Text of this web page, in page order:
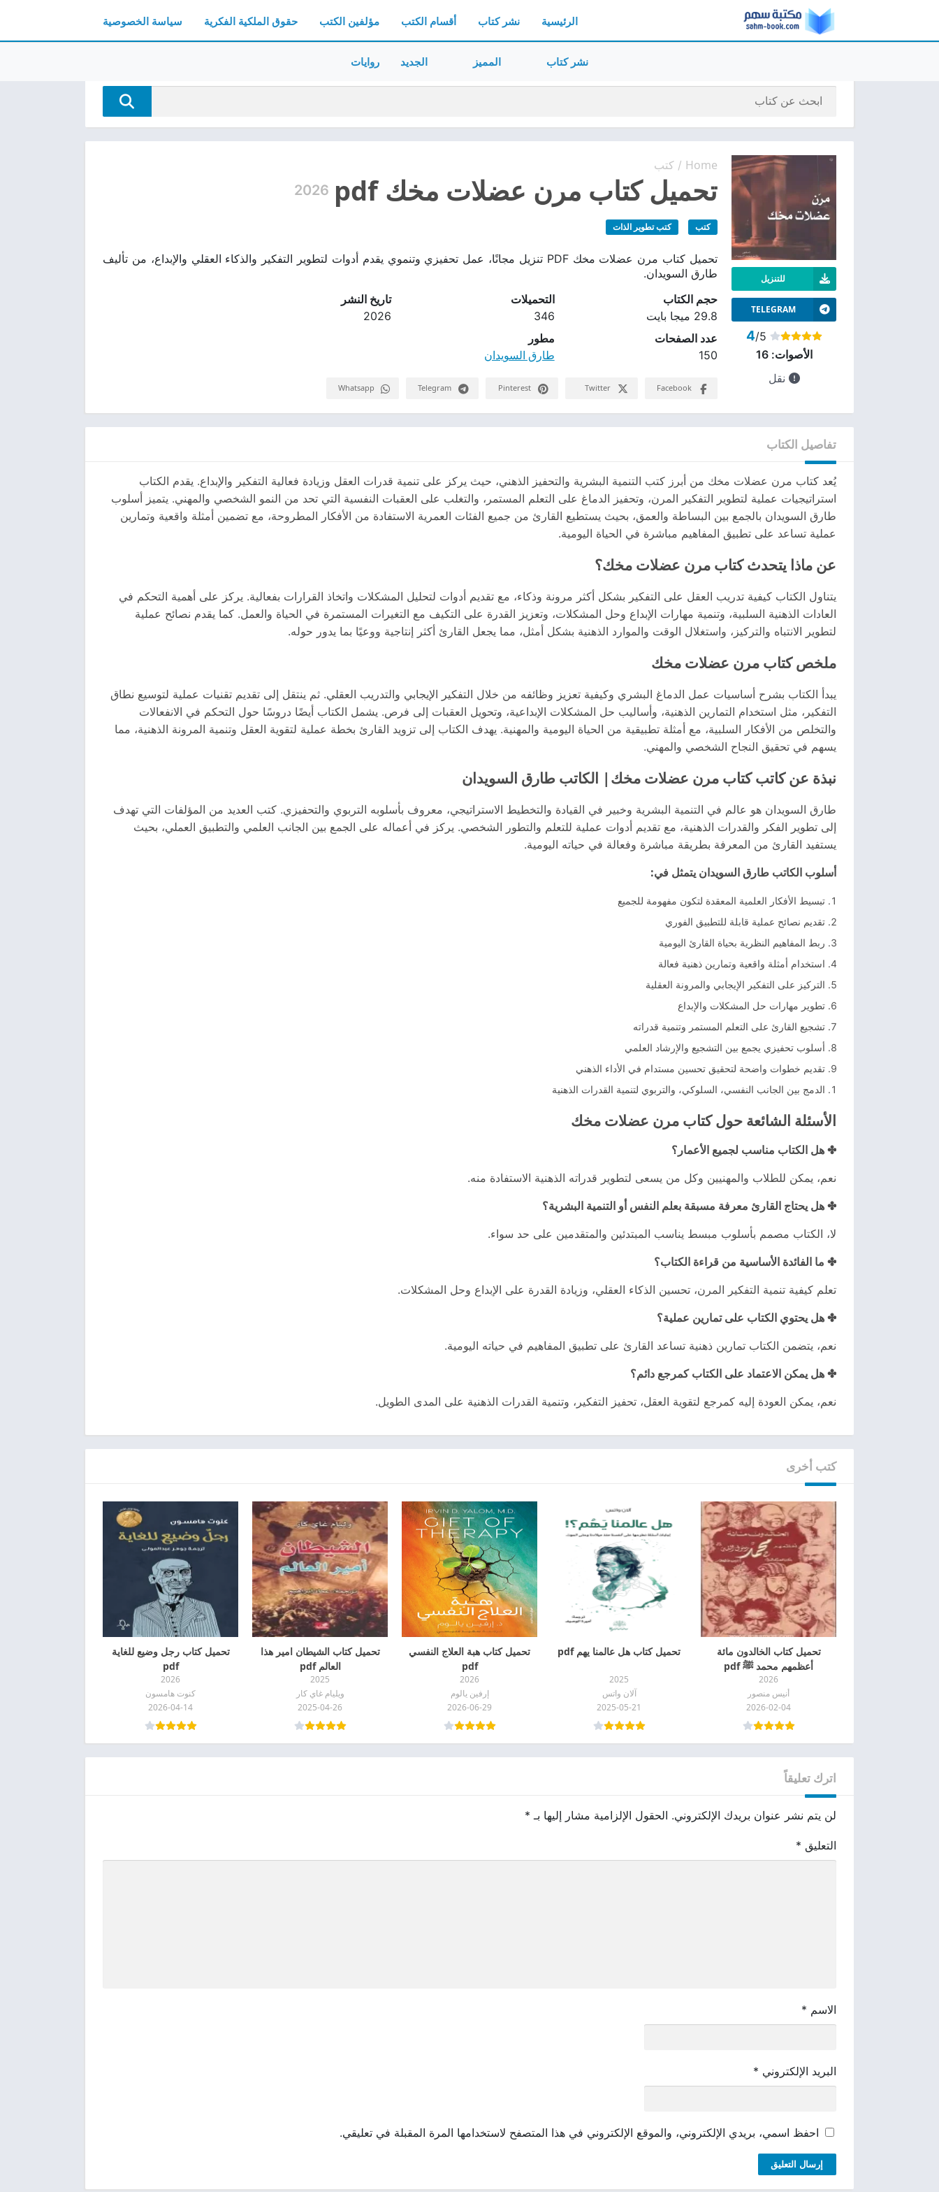
الرئيسية نشر كتاب أقسام الكتب مؤلفين الكتب حقوق الملكية الفكرية سياسة الخصوصية
نشر كتاب المميز الجديد روايات
Home
/ كتب
تحميل كتاب مرن عضلات مخك pdf 2026
كتب كتب تطوير الذات
تحميل كتاب مرن عضلات مخك PDF تنزيل مجانًا، عمل تحفيزي وتنموي يقدم أدوات لتطوير التفكير والذكاء العقلي والإبداع، من تأليف
طارق السويدان.
للتنزيل
TELEGRAM
4/5
الأصوات:16
نقل
حجم الكتاب
29.8 ميجا بايت
التحميلات
346
تاريخ النشر
2026
عدد الصفحات
150
مطور
طارق السويدان
Facebook
Twitter
Pinterest
Telegram
Whatsapp
تفاصيل الكتاب
يُعد كتاب مرن عضلات مخك من أبرز كتب التنمية البشرية والتحفيز الذهني، حيث يركز على تنمية قدرات العقل وزيادة فعالية التفكير والإبداع. يقدم الكتاب
استراتيجيات عملية لتطوير التفكير المرن، وتحفيز الدماغ على التعلم المستمر، والتغلب على العقبات النفسية التي تحد من النمو الشخصي والمهني. يتميز أسلوب
طارق السويدان بالجمع بين البساطة والعمق، بحيث يستطيع القارئ من جميع الفئات العمرية الاستفادة من الأفكار المطروحة، مع تضمين أمثلة واقعية وتمارين
عملية تساعد على تطبيق المفاهيم مباشرة في الحياة اليومية.
عن ماذا يتحدث كتاب مرن عضلات مخك؟
يتناول الكتاب كيفية تدريب العقل على التفكير بشكل أكثر مرونة وذكاء، مع تقديم أدوات لتحليل المشكلات واتخاذ القرارات بفعالية. يركز على أهمية التحكم في
العادات الذهنية السلبية، وتنمية مهارات الإبداع وحل المشكلات، وتعزيز القدرة على التكيف مع التغيرات المستمرة في الحياة والعمل. كما يقدم نصائح عملية
لتطوير الانتباه والتركيز، واستغلال الوقت والموارد الذهنية بشكل أمثل، مما يجعل القارئ أكثر إنتاجية ووعيًا بما يدور حوله.
ملخص كتاب مرن عضلات مخك
يبدأ الكتاب بشرح أساسيات عمل الدماغ البشري وكيفية تعزيز وظائفه من خلال التفكير الإيجابي والتدريب العقلي. ثم ينتقل إلى تقديم تقنيات عملية لتوسيع نطاق
التفكير، مثل استخدام التمارين الذهنية، وأساليب حل المشكلات الإبداعية، وتحويل العقبات إلى فرص. يشمل الكتاب أيضًا دروسًا حول التحكم في الانفعالات
والتخلص من الأفكار السلبية، مع أمثلة تطبيقية من الحياة اليومية والمهنية. يهدف الكتاب إلى تزويد القارئ بخطة عملية لتقوية العقل وتنمية المرونة الذهنية، مما
يسهم في تحقيق النجاح الشخصي والمهني.
نبذة عن كاتب كتاب مرن عضلات مخك| الكاتب طارق السويدان
طارق السويدان هو عالم في التنمية البشرية وخبير في القيادة والتخطيط الاستراتيجي، معروف بأسلوبه التربوي والتحفيزي. كتب العديد من المؤلفات التي تهدف
إلى تطوير الفكر والقدرات الذهنية، مع تقديم أدوات عملية للتعلم والتطور الشخصي. يركز في أعماله على الجمع بين الجانب العلمي والتطبيق العملي، بحيث
يستفيد القارئ من المعرفة بطريقة مباشرة وفعالة في حياته اليومية.
أسلوب الكاتب طارق السويدان يتمثل في:
تبسيط الأفكار العلمية المعقدة لتكون مفهومة للجميع
تقديم نصائح عملية قابلة للتطبيق الفوري
ربط المفاهيم النظرية بحياة القارئ اليومية
استخدام أمثلة واقعية وتمارين ذهنية فعالة
التركيز على التفكير الإيجابي والمرونة العقلية
تطوير مهارات حل المشكلات والإبداع
تشجيع القارئ على التعلم المستمر وتنمية قدراته
أسلوب تحفيزي يجمع بين التشجيع والإرشاد العلمي
تقديم خطوات واضحة لتحقيق تحسين مستدام في الأداء الذهني
الدمج بين الجانب النفسي، السلوكي، والتربوي لتنمية القدرات الذهنية
الأسئلة الشائعة حول كتاب مرن عضلات مخك
✤ هل الكتاب مناسب لجميع الأعمار؟
نعم، يمكن للطلاب والمهنيين وكل من يسعى لتطوير قدراته الذهنية الاستفادة منه.
✤ هل يحتاج القارئ معرفة مسبقة بعلم النفس أو التنمية البشرية؟
لا، الكتاب مصمم بأسلوب مبسط يناسب المبتدئين والمتقدمين على حد سواء.
✤ ما الفائدة الأساسية من قراءة الكتاب؟
تعلم كيفية تنمية التفكير المرن، تحسين الذكاء العقلي، وزيادة القدرة على الإبداع وحل المشكلات.
✤ هل يحتوي الكتاب على تمارين عملية؟
نعم، يتضمن الكتاب تمارين ذهنية تساعد القارئ على تطبيق المفاهيم في حياته اليومية.
✤ هل يمكن الاعتماد على الكتاب كمرجع دائم؟
نعم، يمكن العودة إليه كمرجع لتقوية العقل، تحفيز التفكير، وتنمية القدرات الذهنية على المدى الطويل.
كتب أخرى
تحميل كتاب الخالدون مائة
أعظمهم محمد ﷺ pdf
2026
أنيس منصور
2026-02-04
تحميل كتاب هل عالمنا يهم pdf
2025
آلان واتس
2025-05-21
تحميل كتاب هبة العلاج النفسي
pdf
2026
إرفين يالوم
2026-06-29
تحميل كتاب الشيطان امير هذا
العالم pdf
2025
ويليام غاي كار
2025-04-26
تحميل كتاب رجل وضيع للغاية
pdf
2026
كنوت هامسون
2026-04-14
اترك تعليقاً
لن يتم نشر عنوان بريدك الإلكتروني. الحقول الإلزامية مشار إليها بـ *
التعليق *
الاسم *
البريد الإلكتروني *
احفظ اسمي، بريدي الإلكتروني، والموقع الإلكتروني في هذا المتصفح لاستخدامها المرة المقبلة في تعليقي.